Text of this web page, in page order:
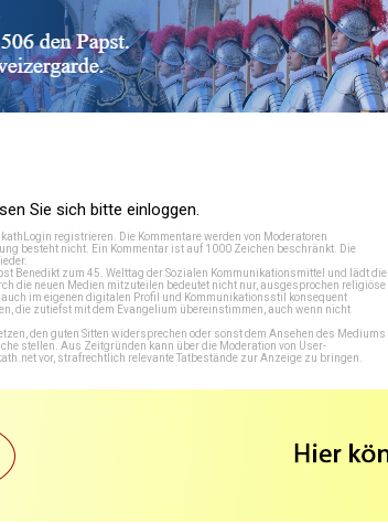
Sie sich bitte einloggen.
kathLogin registrieren . Die Kommentare werden von Moderatoren
besteht nicht. Ein Kommentar ist auf 1000 Zeichen beschränkt. Die
Benedikt zum 45. Welttag der Sozialen Kommunikationsmittel und lädt die
die neuen Medien mitzuteilen bedeutet nicht nur, ausgesprochen religiöse
im eigenen digitalen Profil und Kommunikationsstil konsequent
die zutiefst mit dem Evangelium übereinstimmen, auch wenn nicht
den guten Sitten widersprechen oder sonst dem Ansehen des Mediums
stellen. Aus Zeitgründen kann über die Moderation von User-
vor, strafrechtlich relevante Tatbestände zur Anzeige zu bringen.